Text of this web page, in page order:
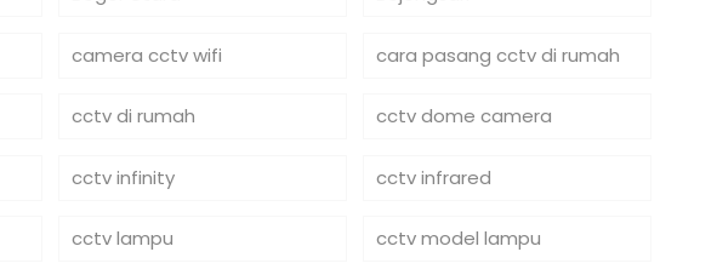
camera cctv wifi cara pasang cctv di rumah
cctv di rumah cctv dome camera
cctv infinity cctv infrared
cctv lampu cctv model lampu